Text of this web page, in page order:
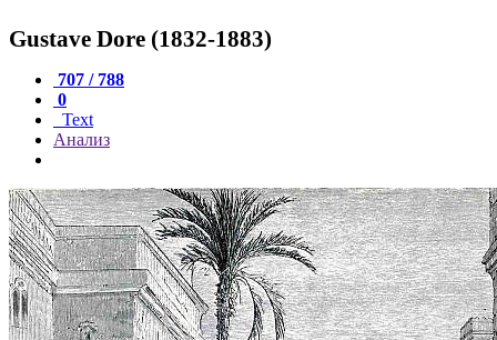
Gustave Dore (1832-1883)
707 / 788
0
Text
Анализ